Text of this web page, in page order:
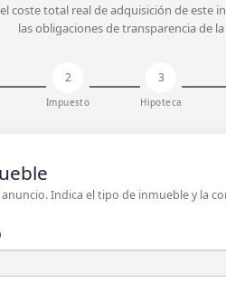
coste total real de adquisición de este
las obligaciones de transparencia de
2
Impuesto
3
Hipoteca
anuncio. Indica el tipo de inmueble y la